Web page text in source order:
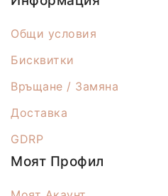
Общи условия
Бисквитки
Връщане / Замяна
Доставка
GDRP
Моят Профил